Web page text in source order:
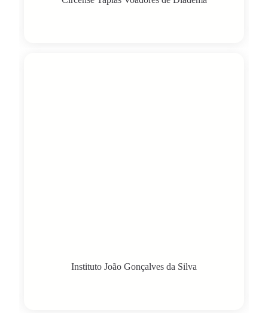
Instituto João Gonçalves da Silva